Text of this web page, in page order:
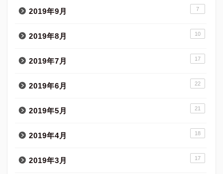
2019年9月 7
2019年8月 10
2019年7月 17
2019年6月 22
2019年5月 21
2019年4月 18
2019年3月 17